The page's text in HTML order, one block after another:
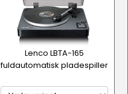
Lenco LBTA-165
fuldautomatisk pladespiller